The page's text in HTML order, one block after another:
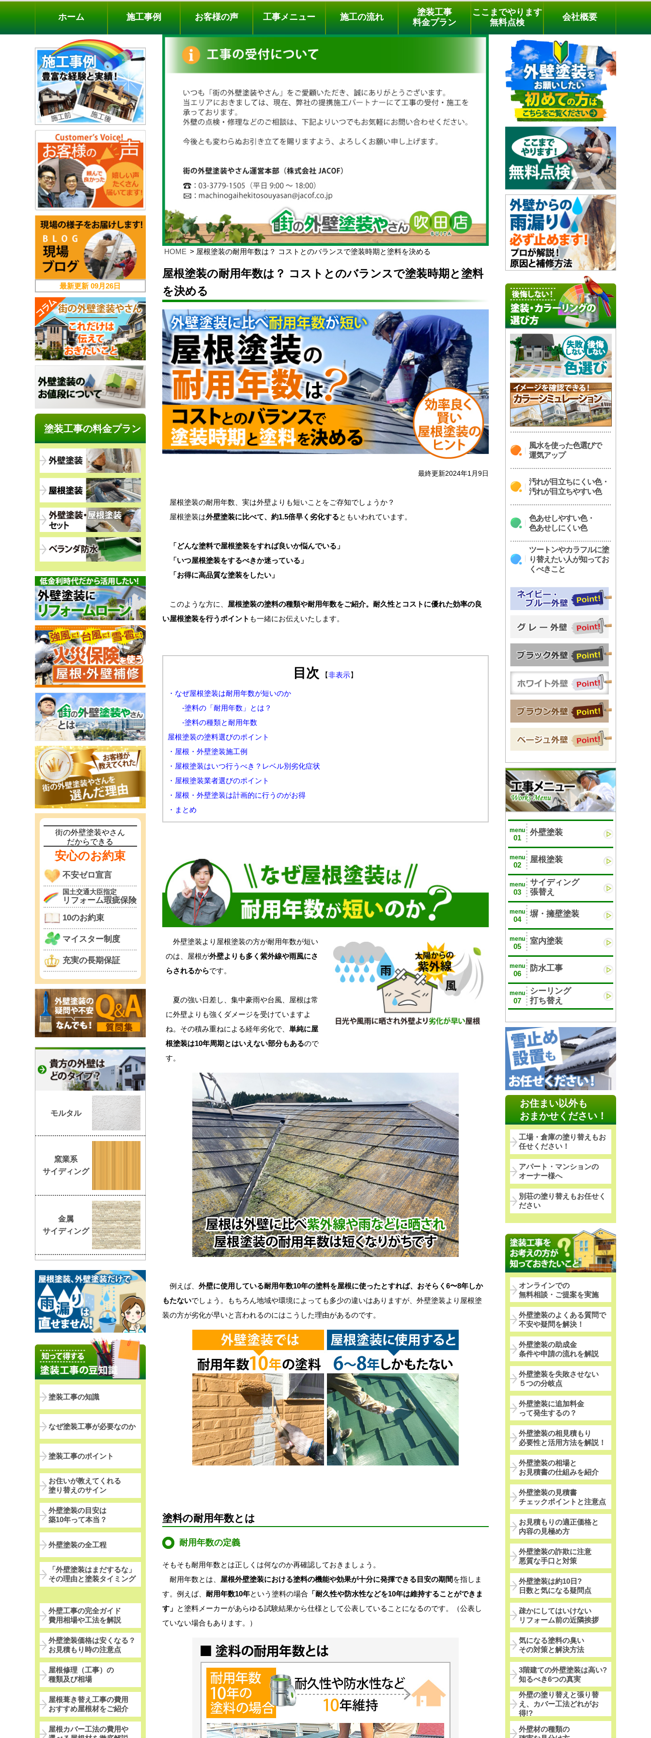
料金プラン 無料点検
電話でのご相談
[9時～18時まで受付中]
phone
ホーム 施工事例 お客様の声 工事メニュー 施工の流れ
塗装工事
料金プラン
ここまでやります
無料点検
会社概要
HOME 屋根塗装の耐用年数は？ コストとのバランスで塗装時期と塗料を決める
屋根塗装の耐用年数は？ コストとのバランスで塗装時期と塗料
を決める
最終更新2024年1月9日
屋根塗装の耐用年数、実は外壁よりも短いことをご存知でしょうか？
屋根塗装は外壁塗装に比べて、約1.5倍早く劣化するともいわれています。
「どんな塗料で屋根塗装をすれば良いか悩んでいる」
「いつ屋根塗装をするべきか迷っている」
「お得に高品質な塗装をしたい」
このような方に、 屋根塗装の塗料の種類や耐用年数をご紹介。耐久性とコストに優れた効率の良
い屋根塗装を行うポイント も一緒にお伝えいたします。
目次 【非表示】
・なぜ屋根塗装は耐用年数が短いのか
-塗料の「耐用年数」とは？
-塗料の種類と耐用年数
屋根塗装の塗料選びのポイント
・屋根・外壁塗装施工例
・屋根塗装はいつ行うべき？レベル別劣化症状
・屋根塗装業者選びのポイント
・屋根・外壁塗装は計画的に行うのがお得
・まとめ
外壁塗装より屋根塗装の方が耐用年数が短い
のは、屋根が外壁よりも多く紫外線や雨風にさ
らされるからです。
夏の強い日差し、集中豪雨や台風、屋根は常
に外壁よりも強くダメージを受けていますよ
ね。その積み重ねによる経年劣化で、単純に屋
根塗装は10年周期とはいえない部分もあるので
す。
例えば、 外壁に使用している耐用年数10年の塗料を屋根に使ったとすれば、おそらく6〜8年しか
もたないでしょう。もちろん地域や環境によっても多少の違いはありますが、外壁塗装より屋根塗
装の方が劣化が早いと言われるのにはこうした理由があるのです。
塗料の耐用年数とは
耐用年数の定義
そもそも耐用年数とは正しくは何なのか再確認しておきましょう。
耐用年数とは、 屋根外壁塗装における塗料の機能や効果が十分に発揮できる目安の期間 を指しま
す。例えば、 耐用年数10年という塗料の場合 「耐久性や防水性などを10年は維持することができま
す」 と塗料メーカーがあらゆる試験結果から仕様として公表していることになるのです。（公表し
ていない場合もあります。）
風水を使った色選びで
運気アップ
汚れが目立ちにくい色・
汚れが目立ちやすい色
色あせしやすい色・
色あせしにくい色
ツートンやカラフルに塗
り替えたい人が知ってお
くべきこと
menu
01
外壁塗装
menu
02
屋根塗装
menu
03
サイディング
張替え
menu
04
塀・擁壁塗装
menu
05
室内塗装
menu
06
防水工事
menu
07
シーリング
打ち替え
お住まい以外も
おまかせください！
工場・倉庫の塗り替えもお
任せください！
アパート・マンションの
オーナー様へ
別荘の塗り替えもお任せく
ださい
オンラインでの
無料相談・ご提案を実施
外壁塗装のよくある質問で
不安や疑問を解決！
外壁塗装の助成金
条件や申請の流れを解説
外壁塗装を失敗させない
５つの分岐点
外壁塗装に追加料金
って発生するの？
外壁塗装の相見積もり
必要性と活用方法を解説！
外壁塗装の相場と
お見積書の仕組みを紹介
外壁塗装の見積書
チェックポイントと注意点
お見積もりの適正価格と
内容の見極め方
外壁塗装の詐欺に注意
悪質な手口と対策
外壁塗装は約10日?
日数と気になる疑問点
疎かにしてはいけない
リフォーム前の近隣挨拶
気になる塗料の臭い
その対策と解決方法
3階建ての外壁塗装は高い?
知るべき6つの真実
外壁の塗り替えと張り替
え、カバー工法どれがお
得!?
外壁材の種類の
最新更新09月26日
塗装工事の料金プラン
街の外壁塗装やさん
だからできる
安心のお約束
不安ゼロ宣言
国土交通大臣指定
リフォーム瑕疵保険
10のお約束
マイスター制度
充実の長期保証
モルタル
窯業系
サイディング
金属
サイディング
塗装工事の知識
なぜ塗装工事が必要なのか
塗装工事のポイント
お住いが教えてくれる
塗り替えのサイン
外壁塗装の目安は
築10年って本当？
外壁塗装の全工程
「外壁塗装はまだするな」
その理由と塗装タイミング
外壁工事の完全ガイド
費用相場や工法を解説
外壁塗装価格は安くなる？
お見積もり時の注意点
屋根修理（工事）の
種類及び相場
屋根葺き替え工事の費用
おすすめ屋根材をご紹介
屋根カバー工法の費用や